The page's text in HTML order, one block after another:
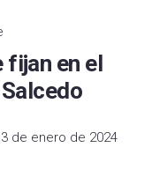
fijan en el
3 de enero de 2024